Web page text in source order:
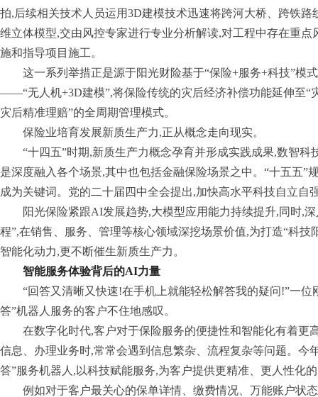
拍,后续相关技术人员运用3D建模技术迅速将跨河大桥、跨铁
维立体模型,交由风控专家进行专业分析解读,对工程中存在重
施和指导项目施工。
这一系列举措正是源于阳光财险基于“保险+服务+科技”模
——“无人机+3D建模”,将保险传统的灾后经济补偿功能延伸至“
灾后精准理赔”的全周期管理模式。
保险业培育发展新质生产力,正从概念走向现实。
“十四五”时期,新质生产力概念孕育并形成实践成果,数智科
是深度融入各个场景,其中也包括金融保险场景之中。“十五五”
成为关键词。党的二十届四中全会提出,加快高水平科技自立自
阳光保险紧跟AI发展趋势,大模型应用能力持续提升,同时,
程”,在销售、服务、管理等核心领域深挖场景价值,为打造“科技
智能化动力,更不断催生新质生产力。
智能服务体验背后的AI力量
“回答又清晰又快速!在手机上就能轻松解答我的疑问!”一位
答”机器人服务的客户不住地感叹。
在数字化时代,客户对于保险服务的便捷性和智能化有着更
信息、办理业务时,常常会遇到信息繁杂、流程复杂等问题。今
答”服务机器人,以科技赋能服务,为客户提供更精准、更人性化
例如对于客户最关心的保单详情、缴费情况、万能账户状